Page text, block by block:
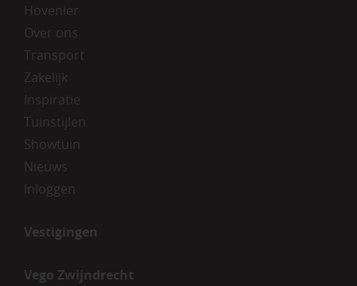
Hovenier
Over ons
Transport
Zakelijk
Inspiratie
Tuinstijlen
Showtuin
Nieuws
Inloggen
Vestigingen
Vego Zwijndrecht